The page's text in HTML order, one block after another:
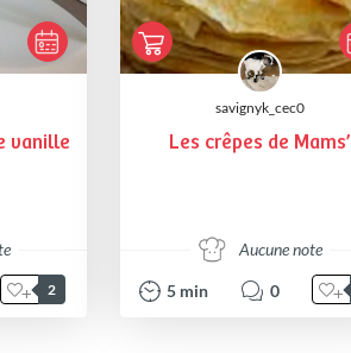
vanille
2
savignyk_cec0
Les crêpes de Mams’
Aucune note
5 min 0